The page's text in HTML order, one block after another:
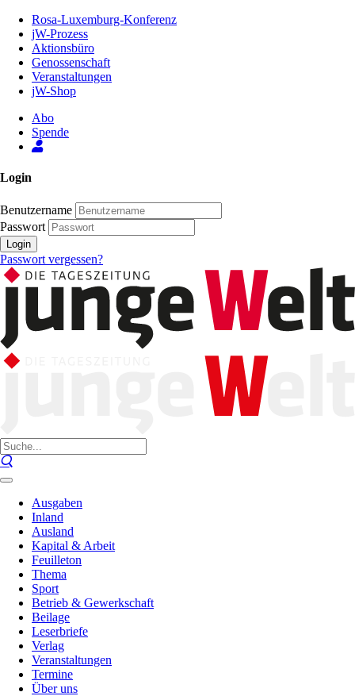
Inhalt
Seite
Rosa-Luxemburg-Konferenz
jW-Prozess
Aktionsbüro
Genossenschaft
Veranstaltungen
jW-Shop
Abo
Spende
Login
Benutzername
Passwort
Login
Passwort vergessen?
Ausgaben
Inland
Ausland
Kapital & Arbeit
Feuilleton
Thema
Sport
Betrieb & Gewerkschaft
Beilage
Leserbriefe
Verlag
Veranstaltungen
Termine
Über uns